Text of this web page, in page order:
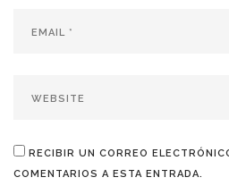
RECIBIR UN CORREO
COMENTARIOS A ESTA ENTRADA.